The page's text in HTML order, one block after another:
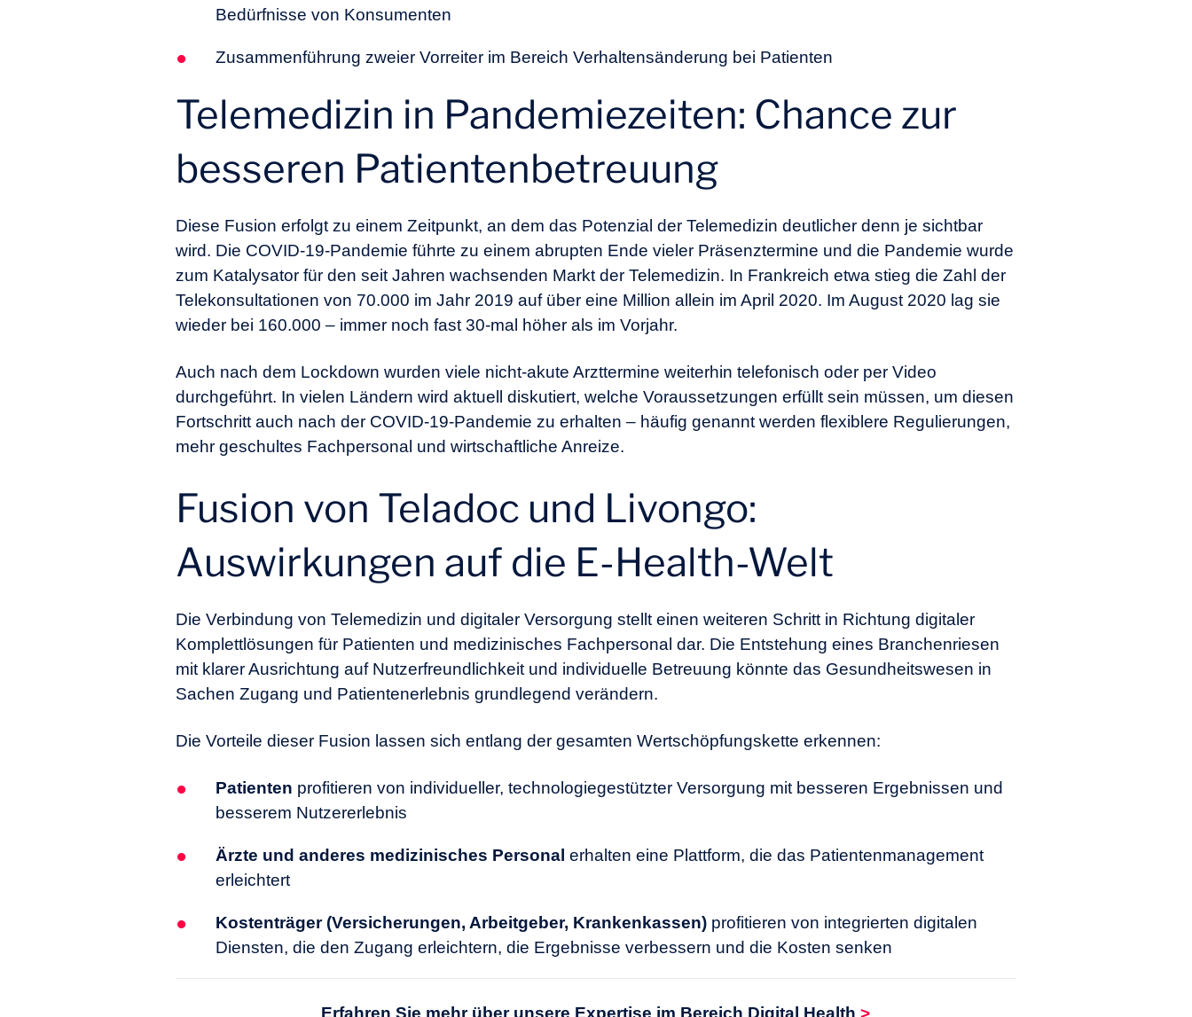
Bedürfnisse von Konsumenten
Zusammenführung zweier Vorreiter im Bereich Verhaltensänderung bei Patienten
Telemedizin in Pandemiezeiten: Chance zur
besseren Patientenbetreuung
Diese Fusion erfolgt zu einem Zeitpunkt, an dem das Potenzial der Telemedizin deutlicher denn je sichtbar
wird. Die COVID-19-Pandemie führte zu einem abrupten Ende vieler Präsenztermine und die Pandemie wurde
zum Katalysator für den seit Jahren wachsenden Markt der Telemedizin. In Frankreich etwa stieg die Zahl der
Telekonsultationen von 70.000 im Jahr 2019 auf über eine Million allein im April 2020. Im August 2020 lag sie
wieder bei 160.000 – immer noch fast 30-mal höher als im Vorjahr.
Auch nach dem Lockdown wurden viele nicht-akute Arzttermine weiterhin telefonisch oder per Video
durchgeführt. In vielen Ländern wird aktuell diskutiert, welche Voraussetzungen erfüllt sein müssen, um diesen
Fortschritt auch nach der COVID-19-Pandemie zu erhalten – häufig genannt werden flexiblere Regulierungen,
mehr geschultes Fachpersonal und wirtschaftliche Anreize.
Fusion von Teladoc und Livongo:
Auswirkungen auf die E-Health-Welt
Die Verbindung von Telemedizin und digitaler Versorgung stellt einen weiteren Schritt in Richtung digitaler
Komplettlösungen für Patienten und medizinisches Fachpersonal dar. Die Entstehung eines Branchenriesen
mit klarer Ausrichtung auf Nutzerfreundlichkeit und individuelle Betreuung könnte das Gesundheitswesen in
Sachen Zugang und Patientenerlebnis grundlegend verändern.
Die Vorteile dieser Fusion lassen sich entlang der gesamten Wertschöpfungskette erkennen:
Patienten profitieren von individueller, technologiegestützter Versorgung mit besseren Ergebnissen und
besserem Nutzererlebnis
Ärzte und anderes medizinisches Personal erhalten eine Plattform, die das Patientenmanagement
erleichtert
Kostenträger (Versicherungen, Arbeitgeber, Krankenkassen) profitieren von integrierten digitalen
Diensten, die den Zugang erleichtern, die Ergebnisse verbessern und die Kosten senken
Erfahren Sie mehr über unsere Expertise im Bereich Digital Health >